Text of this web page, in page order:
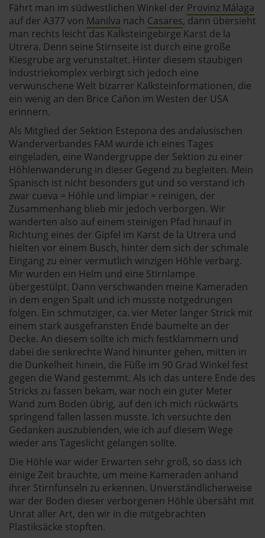
Fährt man im südwestlichen Winkel der Provinz Málaga
auf der A377 von Manilva nach Casares, dann übersieht
man rechts leicht das Kalksteingebirge Karst de la
Utrera. Denn seine Stirnseite ist durch eine große
Kiesgrube arg verunstaltet. Hinter diesem staubigen
Industriekomplex verbirgt sich jedoch eine
verwunschene Welt bizarrer Kalksteinformationen, die
ein wenig an den Brice Cañon im Westen der USA
erinnern.
Als Mitglied der Sektion Estepona des andalusischen
Wanderverbandes FAM wurde ich eines Tages
eingeladen, eine Wandergruppe der Sektion zu einer
Höhlenwanderung in dieser Gegend zu begleiten. Mein
Spanisch ist nicht besonders gut und so verstand ich
zwar cueva = Höhle und limpiar = reinigen, der
Zusammenhang blieb mir jedoch verborgen. Wir
wanderten also auf einem steinigen Pfad hinauf in
Richtung eines der Gipfel im Karst de la Utrera und
hielten vor einem Busch, hinter dem sich der schmale
Eingang zu einer vermutlich winzigen Höhle verbarg.
Mir wurden ein Helm und eine Stirnlampe
übergestülpt. Dann verschwanden meine Kameraden
in dem engen Spalt und ich musste notgedrungen
folgen. Ein schmutziger, ca. vier Meter langer Strick mit
einem stark ausgefransten Ende baumelte an der
Decke. An diesem sollte ich mich festklammern und
dabei die senkrechte Wand hinunter gehen, mitten in
die Dunkelheit hinein, die Füße im 90 Grad Winkel fest
gegen die Wand gestemmt. Als ich das untere Ende des
Stricks zu fassen bekam, war noch ein guter Meter
Wand zum Boden übrig, auf den ich mich rückwärts
springend fallen lassen musste. Ich versuchte den
Gedanken auszublenden, wie ich auf diesem Wege
wieder ans Tageslicht gelangen sollte.
Die Höhle war wider Erwarten sehr groß, so dass ich
einige Zeit brauchte, um meine Kameraden anhand
ihrer Stirnfunseln zu erkennen. Unverständlicherweise
war der Boden dieser verborgenen Höhle übersäht mit
Unrat aller Art, den wir in die mitgebrachten
Plastiksäcke stopften.